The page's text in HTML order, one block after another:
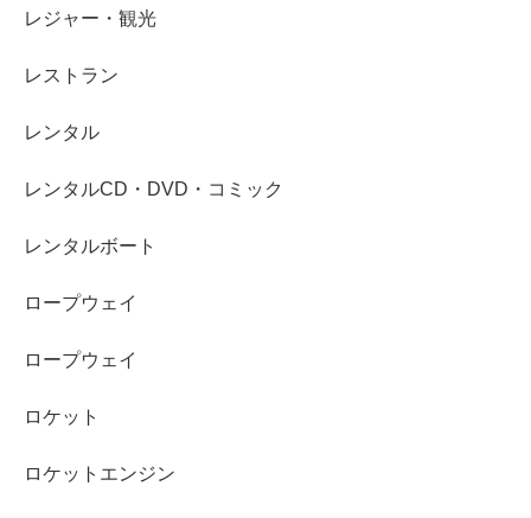
レジャー・観光
レストラン
レンタル
レンタルCD・DVD・コミック
レンタルボート
ロープウェイ
ロープウェイ
ロケット
ロケットエンジン